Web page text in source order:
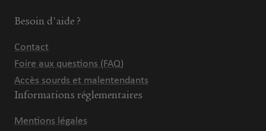
Besoin d'aide ?
Contact
Foire aux questions (FAQ)
Accès sourds et malentendants
Informations réglementaires
Mentions légales